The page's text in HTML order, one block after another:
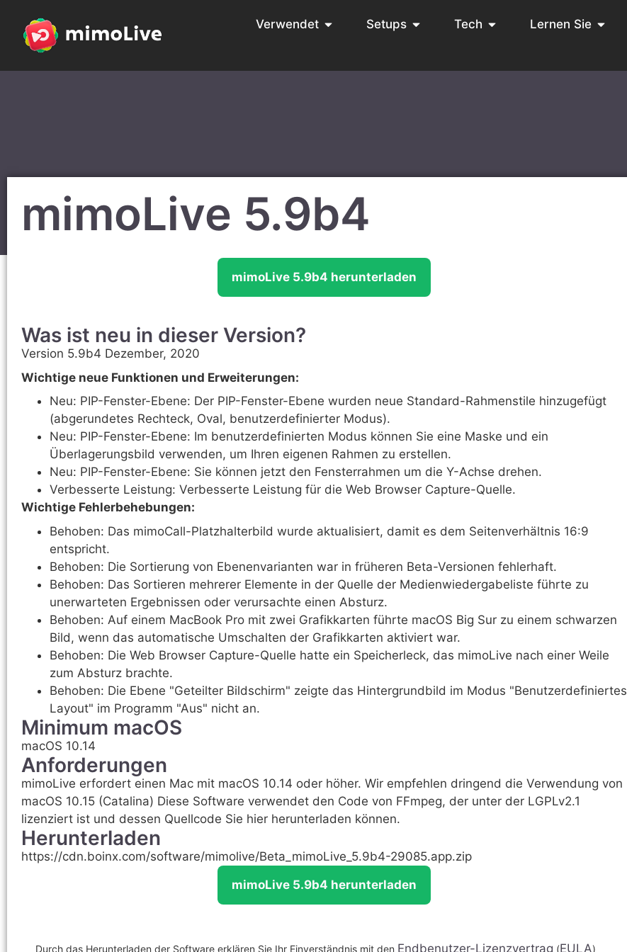
Verwendet Setups Tech Lernen Sie
mimoLive 5.9b4
mimoLive 5.9b4 herunterladen
Was ist neu in dieser Version?
Version 5.9b4 Dezember, 2020
Wichtige neue Funktionen und Erweiterungen:
Neu: PIP-Fenster-Ebene: Der PIP-Fenster-Ebene wurden neue Standard-Rahmenstile hinzugefügt
(abgerundetes Rechteck, Oval, benutzerdefinierter Modus).
Neu: PIP-Fenster-Ebene: Im benutzerdefinierten Modus können Sie eine Maske und ein
Überlagerungsbild verwenden, um Ihren eigenen Rahmen zu erstellen.
Neu: PIP-Fenster-Ebene: Sie können jetzt den Fensterrahmen um die Y-Achse drehen.
Verbesserte Leistung: Verbesserte Leistung für die Web Browser Capture-Quelle.
Wichtige Fehlerbehebungen:
Behoben: Das mimoCall-Platzhalterbild wurde aktualisiert, damit es dem Seitenverhältnis 16:9
entspricht.
Behoben: Die Sortierung von Ebenenvarianten war in früheren Beta-Versionen fehlerhaft.
Behoben: Das Sortieren mehrerer Elemente in der Quelle der Medienwiedergabeliste führte zu
unerwarteten Ergebnissen oder verursachte einen Absturz.
Behoben: Auf einem MacBook Pro mit zwei Grafikkarten führte macOS Big Sur zu einem schwarzen
Bild, wenn das automatische Umschalten der Grafikkarten aktiviert war.
Behoben: Die Web Browser Capture-Quelle hatte ein Speicherleck, das mimoLive nach einer Weile
zum Absturz brachte.
Behoben: Die Ebene "Geteilter Bildschirm" zeigte das Hintergrundbild im Modus "Benutzerdefiniertes
Layout" im Programm "Aus" nicht an.
Minimum macOS
macOS 10.14
Anforderungen
mimoLive erfordert einen Mac mit macOS 10.14 oder höher. Wir empfehlen dringend die Verwendung von
macOS 10.15 (Catalina) Diese Software verwendet den Code von FFmpeg, der unter der LGPLv2.1
lizenziert ist und dessen Quellcode Sie hier herunterladen können.
Herunterladen
https://cdn.boinx.com/software/mimolive/Beta_mimoLive_5.9b4-29085.app.zip
mimoLive 5.9b4 herunterladen
Durch das Herunterladen der Software erklären Sie Ihr Einverständnis mit den Endbenutzer-Lizenzvertrag (EULA)